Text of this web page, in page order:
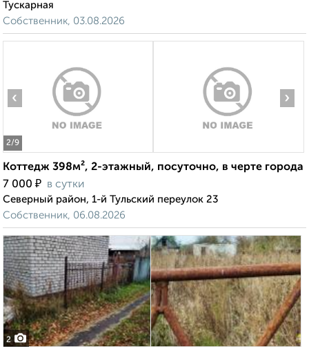
Тускарная
Собственник, 03.08.2026
2/9
‹ ›
Коттедж 398м², 2-этажный, посуточно, в черте города
7 000 ₽ в сутки
Северный район, 1-й Тульский переулок 23
Собственник, 06.08.2026
2